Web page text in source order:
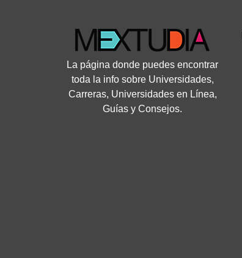
La página donde puedes encontrar
toda la info sobre Universidades,
Carreras, Universidades en Línea,
Guías y Consejos.